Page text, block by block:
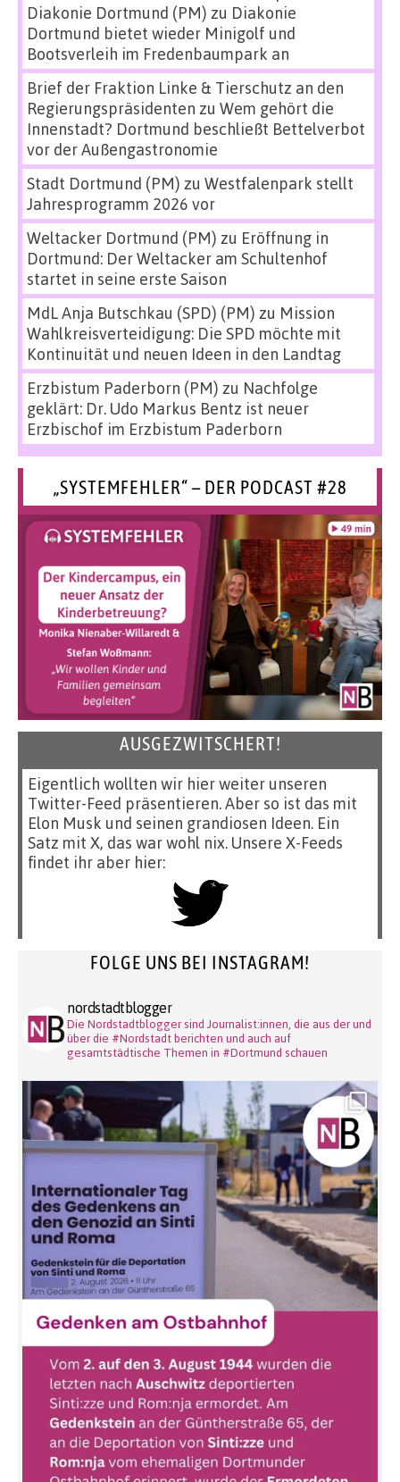
Diakonie Dortmund (PM) zu Diakonie
Dortmund bietet wieder Minigolf und
Bootsverleih im Fredenbaumpark an
Brief der Fraktion Linke & Tierschutz an den
Regierungspräsidenten zu Wem gehört die
Innenstadt? Dortmund beschließt Bettelverbot
vor der Außengastronomie
Stadt Dortmund (PM) zu Westfalenpark stellt
Jahresprogramm 2026 vor
Weltacker Dortmund (PM) zu Eröffnung in
Dortmund: Der Weltacker am Schultenhof
startet in seine erste Saison
MdL Anja Butschkau (SPD) (PM) zu Mission
Wahlkreisverteidigung: Die SPD möchte mit
Kontinuität und neuen Ideen in den Landtag
Erzbistum Paderborn (PM) zu Nachfolge
geklärt: Dr. Udo Markus Bentz ist neuer
Erzbischof im Erzbistum Paderborn
„SYSTEMFEHLER“ – DER PODCAST #28
AUSGEZWITSCHERT!
Eigentlich wollten wir hier weiter unseren
Twitter-Feed präsentieren. Aber so ist das mit
Elon Musk und seinen grandiosen Ideen. Ein
Satz mit X, das war wohl nix. Unsere X-Feeds
findet ihr aber hier:
FOLGE UNS BEI INSTAGRAM!
nordstadtblogger
Die Nordstadtblogger sind Journalist:innen, die aus der und
über die #Nordstadt berichten und auch auf
gesamtstädtische Themen in #Dortmund schauen